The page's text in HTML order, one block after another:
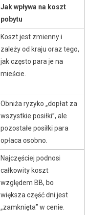
Jak wpływa na koszt
pobytu
Koszt jest zmienny i
zależy od kraju oraz tego,
jak często para je na
mieście.
Obniża ryzyko „dopłat za
wszystkie posiłki”, ale
pozostałe posiłki para
opłaca osobno.
Najczęściej podnosi
całkowity koszt
względem BB, bo
większa część dni jest
„zamknięta” w cenie.